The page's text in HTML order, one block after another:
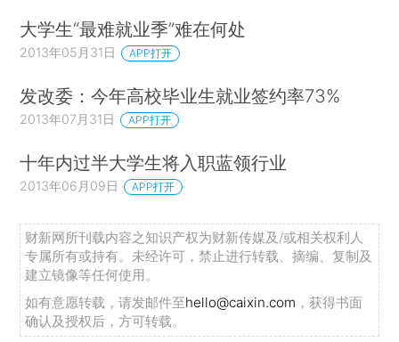
大学生“最难就业季”难在何处
2013年05月31日 APP打开
发改委：今年高校毕业生就业签约率73%
2013年07月31日 APP打开
十年内过半大学生将入职蓝领行业
2013年06月09日 APP打开
财新网所刊载内容之知识产权为财新传媒及/或相关权利人
专属所有或持有。未经许可，禁止进行转载、摘编、复制及
建立镜像等任何使用。
如有意愿转载，请发邮件至hello@caixin.com ，获得书面
确认及授权后，方可转载。